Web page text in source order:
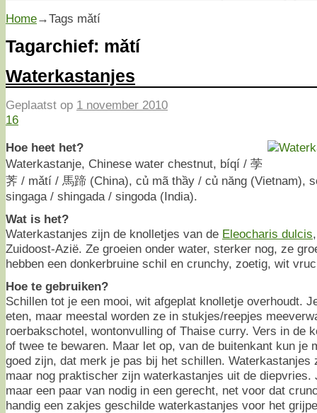
Home→Tags mǎtí
Tagarchief: mǎtí
Waterkastanjes
Geplaatst op 1 november 2010
16
Hoe heet het?
Waterkastanje, Chinese water chestnut, bíqí / 荸
荠 / mǎtí / 馬蹄 (China), củ mã thầy / củ năng (Vietnam),
singaga / shingada / singoda (India).
Wat is het?
Waterkastanjes zijn de knolletjes van de Eleocharis dulcis
Zuidoost-Azië. Ze groeien onder water, sterker nog, ze
hebben een donkerbruine schil en crunchy, zoetig, wit
Hoe te gebruiken?
Schillen tot je een mooi, wit afgeplat knolletje overhoudt.
eten, maar meestal worden ze in stukjes/reepjes
roerbakschotel, wontonvulling of Thaise curry. Vers in de
of twee te bewaren. Maar let op, van de buitenkant kun je
goed zijn, dat merk je pas bij het schillen. Waterkastanjes
maar nog praktischer zijn waterkastanjes uit de diepvries.
maar een paar van nodig in een gerecht, net voor dat
handig een zakjes geschilde waterkastanjes voor het